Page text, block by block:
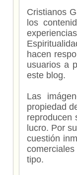
Cristianos
los
hacen
usuarios a
este blog.
Las
propiedad
reproducen
lucro. Por
cuestión
tipo.